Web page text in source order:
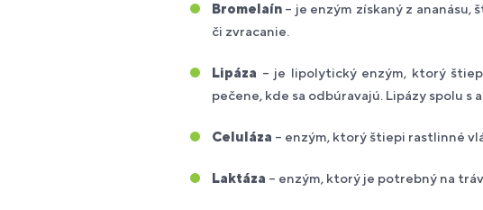
Bromelaín – je enzým získaný z
či zvracanie.
Lipáza – je lipolytický enzým, ktorý
pečene, kde sa odbúravajú. Lipázy spolu
Celuláza – enzým, ktorý štiepi rastlinné
Laktáza – enzým, ktorý je potrebný na